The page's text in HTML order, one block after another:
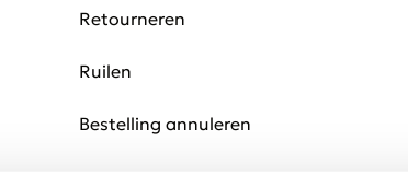
Retourneren
Ruilen
Bestelling annuleren